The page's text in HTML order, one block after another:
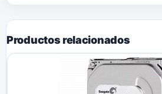
Productos relacionados